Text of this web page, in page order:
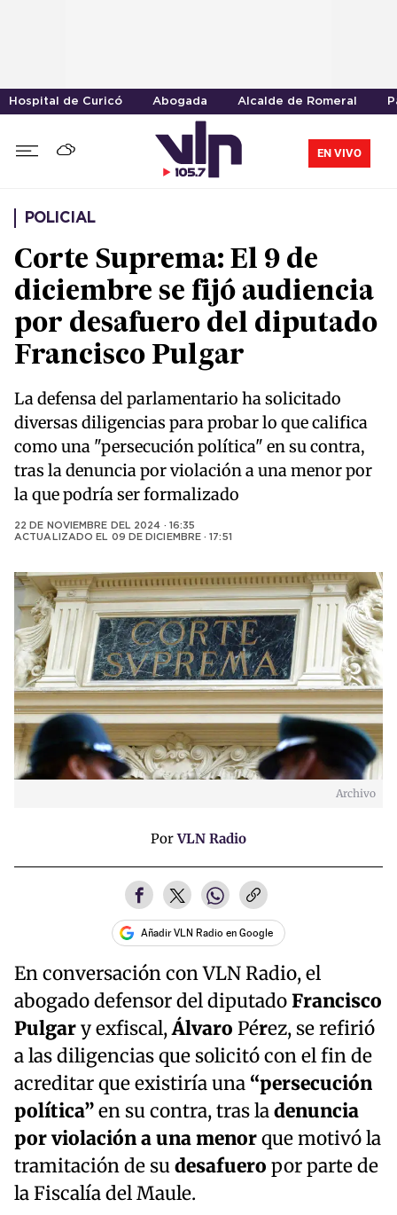
Hospital de Curicó Abogada Alcalde de Romeral
EN VIVO
POLICIAL
Corte Suprema: El 9 de
diciembre se fijó audiencia
por desafuero del diputado
Francisco Pulgar
La defensa del parlamentario ha solicitado
diversas diligencias para probar lo que califica
como una "persecución política" en su contra,
tras la denuncia por violación a una menor por
la que podría ser formalizado
22 DE NOVIEMBRE DEL 2024 · 16:35
ACTUALIZADO EL 09 DE DICIEMBRE · 17:51
Archivo
PorVLN Radio
Añadir VLN Radio en Google
En conversación con VLN Radio, el
abogado defensor del diputadoFrancisco
Pulgary exfiscal,Álvaro Pérez, se refirió
a las diligencias que solicitó con el fin de
acreditar que existiría una “persecución
política”en su contra, tras ladenuncia
por violación a una menorque motivó la
tramitación de sudesafuero por parte de
la Fiscalía del Maule.